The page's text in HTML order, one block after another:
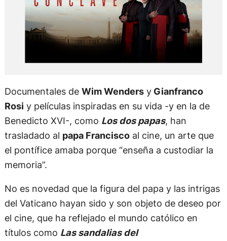
Documentales de Wim WendersyGianfranco
Rosi y películas inspiradas en su vida -y en la de
Benedicto XVI-, como Los dos papas, han
trasladado al papa Franciscoal cine, un arte que
el pontífice amaba porque “enseña a custodiar la
memoria”.
No es novedad que la figura del papa y las intrigas
del Vaticano hayan sido y son objeto de deseo por
el cine, que ha reflejado el mundo católico en
títulos como Las sandalias del